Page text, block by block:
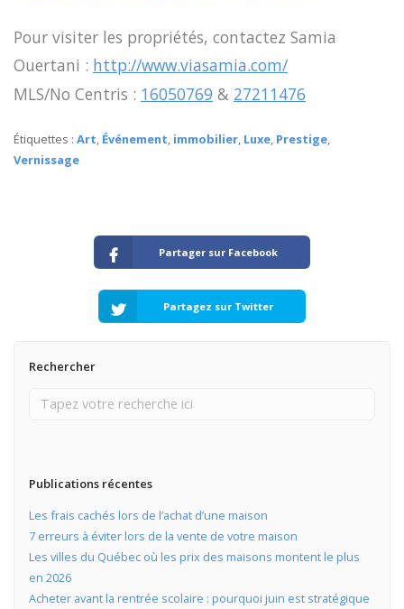
Pour visiter les propriétés, contactez Samia
Ouertani : http://www.viasamia.com/
MLS/No Centris : 16050769 & 27211476
Étiquettes : Art, Événement, immobilier, Luxe, Prestige,
Vernissage
Partager sur Facebook
Partagez sur Twitter
Rechercher
Publications récentes
Les frais cachés lors de l’achat d’une maison
7 erreurs à éviter lors de la vente de votre maison
Les villes du Québec où les prix des maisons montent le plus
en 2026
Acheter avant la rentrée scolaire : pourquoi juin est stratégique